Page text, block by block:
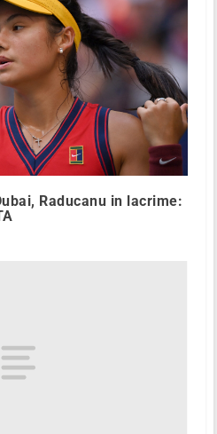
Raducanu in lacrime: